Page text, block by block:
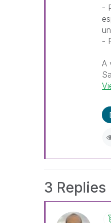
-
-
A
3 Replies